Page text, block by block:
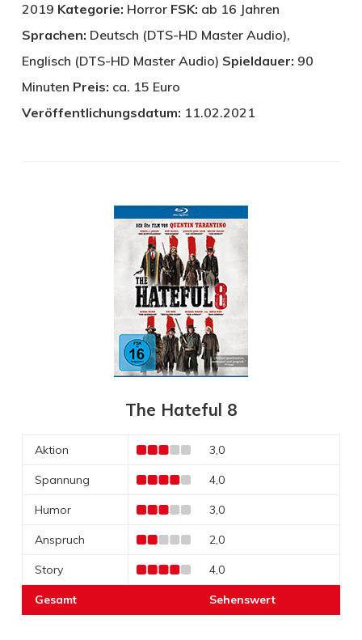
2019 Kategorie: Horror FSK: ab 16 Jahren
Sprachen: Deutsch (DTS-HD Master Audio),
Englisch (DTS-HD Master Audio) Spieldauer: 90
Minuten Preis: ca. 15 Euro
Veröffentlichungsdatum: 11.02.2021
The Hateful 8
Aktion 3,0
Spannung 4,0
Humor 3,0
Anspruch 2,0
Story 4,0
Gesamt Sehenswert